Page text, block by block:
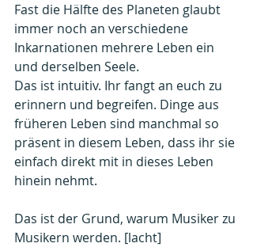
Fast die Hälfte des Planeten glaubt
immer noch an verschiedene
Inkarnationen mehrere Leben ein
und derselben Seele.
Das ist intuitiv. Ihr fangt an euch zu
erinnern und begreifen. Dinge aus
früheren Leben sind manchmal so
präsent in diesem Leben, dass ihr sie
einfach direkt mit in dieses Leben
hinein nehmt.
Das ist der Grund, warum Musiker zu
Musikern werden. [lacht]